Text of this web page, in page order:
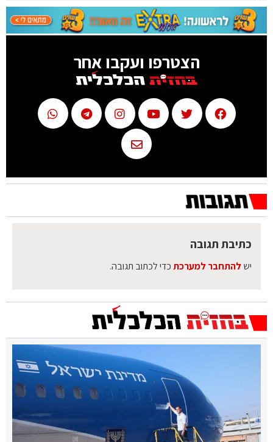
הצטרפו ועקבו אחר
כתיבת תגובה
יש להתחבר למערכתכדי לכתוב תגובה.